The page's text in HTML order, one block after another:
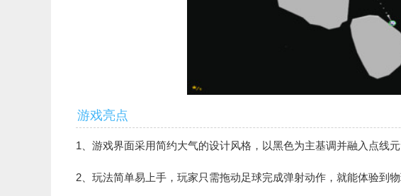
游戏亮点
1、游戏界面采用简约大气的设计风格，以黑色为主基调并融入点线
2、玩法简单易上手，玩家只需拖动足球完成弹射动作，就能体验到物